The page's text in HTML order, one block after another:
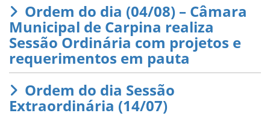
Ordem do dia (04/08) – Câmara
Municipal de Carpina realiza
Sessão Ordinária com projetos e
requerimentos em pauta
Ordem do dia Sessão
Extraordinária (14/07)